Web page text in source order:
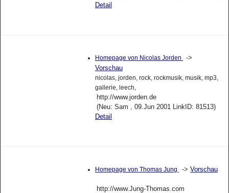
Detail
Homepage von Nicolas Jorden
->
Vorschau
nicolas, jorden, rock, rockmusik, musik, mp3,
gallerie, leech,
http://www.jorden.de
(Neu: Sam , 09.Jun 2001 LinkID: 81513)
Detail
Homepage von Thomas Jung -> Vorschau
http://www.Jung-Thomas.com